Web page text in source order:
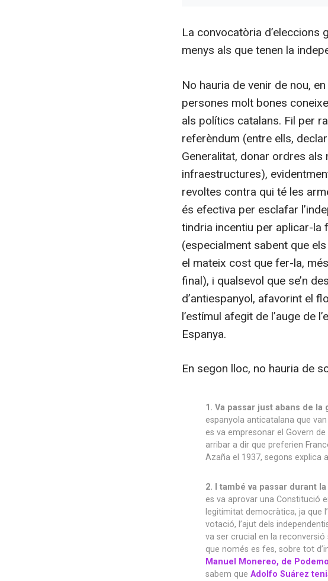
La convocatòria
menys als que tenen la
No hauria de venir de nou,
persones molt bones
als polítics catalans. Fil per
referèndum (entre ells,
Generalitat, donar ordres
infraestructures),
revoltes contra qui té les
és efectiva per esclafar
tindria incentiu per aplicar-la
(especialment sabent que
el mateix cost que fer-la,
final), i qualsevol que se’n
d’antiespanyol, afavorint el
l’estímul afegit de l’auge de
Espanya.
En segon lloc, no hauria de
1. Va passar just abans de la
espanyola anticatalana que
es va empresonar el Govern
arribar a dir que preferien
Azaña el 1937, segons explica
2. I també va passar durant
es va aprovar una Constitució
legitimitat democràtica, ja que
votació, l’ajut dels
va ser crucial en la
que només es fes, sobre tot
Manuel Monereo, de
sabem que Adolfo Suárez